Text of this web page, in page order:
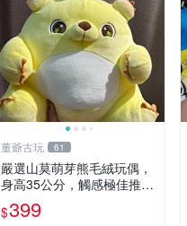
董爺古玩 61
嚴選山莫萌芽熊毛絨玩偶，
身高35公分，觸感極佳推薦
收藏 萌芽熊 毛絨玩偶 串珠
玩偶
$399